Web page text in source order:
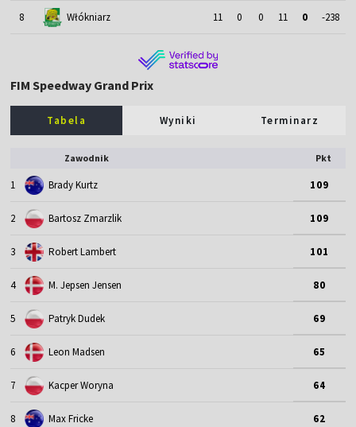
8 Włókniarz 11 0 0 11 0 -238
FIM Speedway Grand Prix
Tabela Wyniki Terminarz
Zawodnik Pkt
1 Brady Kurtz 109
2 Bartosz Zmarzlik 109
3 Robert Lambert 101
4 M. Jepsen Jensen 80
5 Patryk Dudek 69
6 Leon Madsen 65
7 Kacper Woryna 64
8 Max Fricke 62